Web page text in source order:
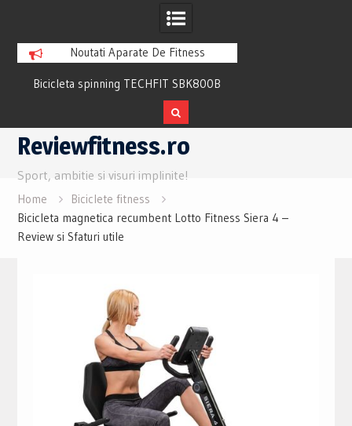
Noutati Aparate De Fitness
Bicicleta spinning TECHFIT SBK800B
Review si Pareri utile
Skip
content
Reviewfitness.ro
Sport, ambitie si visuri implinite!
Home
Biciclete fitness
Bicicleta magnetica recumbent Lotto Fitness Siera 4 –
Review si Sfaturi utile